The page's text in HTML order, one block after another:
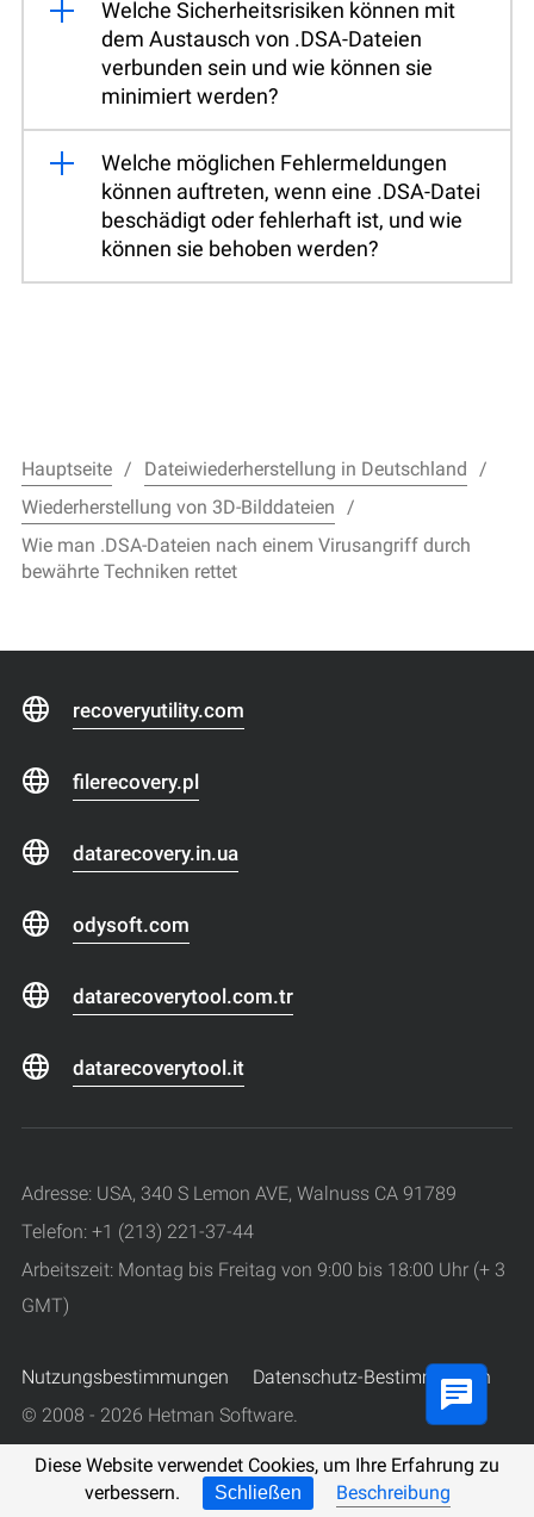
Welche Sicherheitsrisiken können mit
dem Austausch von .DSA-Dateien
verbunden sein und wie können sie
minimiert werden?
Welche möglichen Fehlermeldungen
können auftreten, wenn eine .DSA-Datei
beschädigt oder fehlerhaft ist, und wie
können sie behoben werden?
Diese Website verwendet Cookies, um Ihre Erfahrung zu
verbessern.
Schließen Beschreibung
Hauptseite
Dateiwiederherstellung in Deutschland
Wiederherstellung von 3D-Bilddateien
Wie man .DSA-Dateien nach einem Virusangriff durch
bewährte Techniken rettet
recoveryutility.com
filerecovery.pl
datarecovery.in.ua
odysoft.com
datarecoverytool.com.tr
datarecoverytool.it
Adresse: USA, 340 S Lemon AVE, Walnuss CA 91789
Telefon: +1 (213) 221-37-44
Arbeitszeit: Montag bis Freitag von 9:00 bis 18:00 Uhr (+ 3
GMT)
Nutzungsbestimmungen
Datenschutz-Bestimmungen
© 2008 - 2026 Hetman Software.
Alle Rechte vorbehalten.